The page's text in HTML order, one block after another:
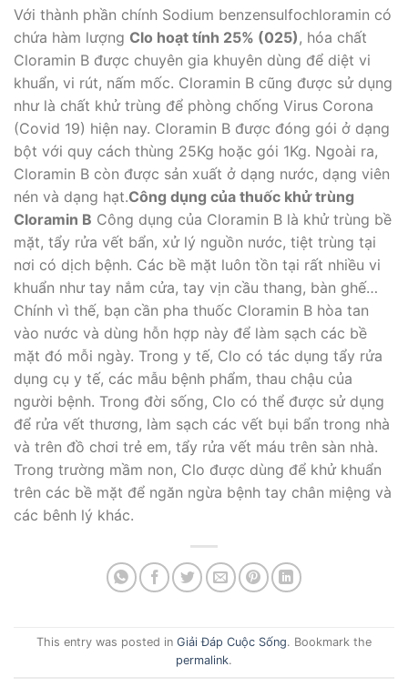
Với thành phần chính Sodium benzensulfochloramin có
chứa hàm lượng Clo hoạt tính 25% (025) , hóa chất
Cloramin B được chuyên gia khuyên dùng để diệt vi
khuẩn, vi rút, nấm mốc. Cloramin B cũng được sử dụng
như là chất khử trùng để phòng chống Virus Corona
(Covid 19) hiện nay. Cloramin B được đóng gói ở dạng
bột với quy cách thùng 25Kg hoặc gói 1Kg. Ngoài ra,
Cloramin B còn được sản xuất ở dạng nước, dạng viên
nén và dạng hạt.Công dụng của thuốc khử trùng
Cloramin B Công dụng của Cloramin B là khử trùng bề
mặt, tẩy rửa vết bẩn, xử lý nguồn nước, tiệt trùng tại
nơi có dịch bệnh. Các bề mặt luôn tồn tại rất nhiều vi
khuẩn như tay nắm cửa, tay vịn cầu thang, bàn ghế…
Chính vì thế, bạn cần pha thuốc Cloramin B hòa tan
vào nước và dùng hỗn hợp này để làm sạch các bề
mặt đó mỗi ngày. Trong y tế, Clo có tác dụng tẩy rửa
dụng cụ y tế, các mẫu bệnh phẩm, thau chậu của
người bệnh. Trong đời sống, Clo có thể được sử dụng
để rửa vết thương, làm sạch các vết bụi bẩn trong nhà
và trên đồ chơi trẻ em, tẩy rửa vết máu trên sàn nhà.
Trong trường mầm non, Clo được dùng để khử khuẩn
trên các bề mặt để ngăn ngừa bệnh tay chân miệng và
các bênh lý khác.
This entry was posted in Giải Đáp Cuộc Sống. Bookmark the
permalink.